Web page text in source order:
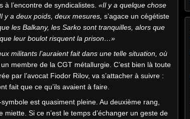
l’encontre de syndicalistes. «Il y a quelque chose
y a deux poids, deux mesures, s’agace un cégétiste
les Balkany, les Sarko sont tranquilles, alors que
leur boulot risquent la prison…»
militants l’auraient fait dans une telle situation, où
membre de la CGT métallurgie. C’est bien là toute
par l’avocat Fiodor Rilov, va s’attacher à suivre :
fait que ce qu’ils avaient à faire.
est quasiment pleine. Au deuxième rang,
miette. Si ce n’est le temps d’échanger un geste de